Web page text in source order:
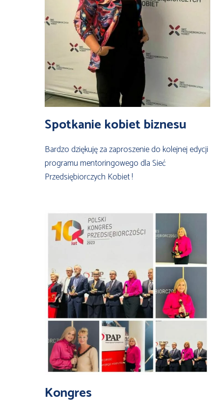
Spotkanie kobiet biznesu
Bardzo dziękuję za zaproszenie do kolejnej edycji
programu mentoringowego dla Sieć
Przedsiębiorczych Kobiet !
Kongres